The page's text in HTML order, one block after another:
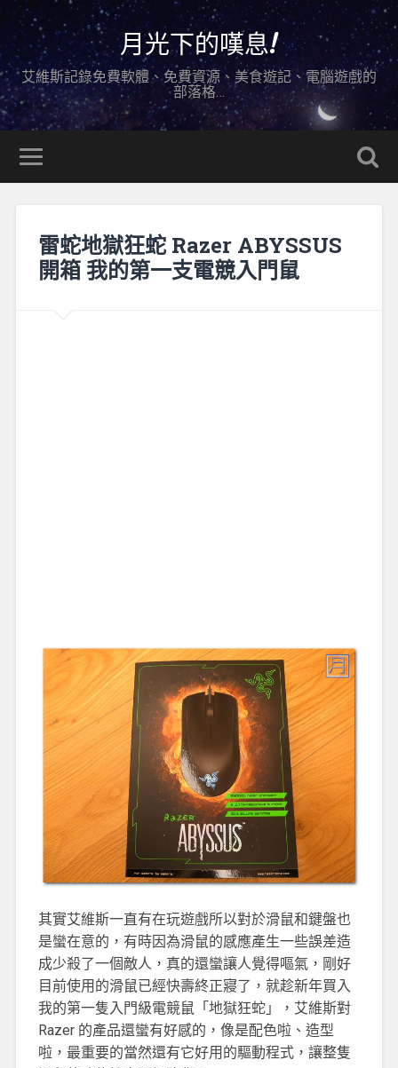
月光下的嘆息!
艾維斯記錄免費軟體、免費資源、美食遊記、電腦遊戲的
部落格…
雷蛇地獄狂蛇 Razer ABYSSUS
開箱 我的第一支電競入門鼠
其實艾維斯一直有在玩遊戲所以對於滑鼠和鍵盤也
是蠻在意的，有時因為滑鼠的感應產生一些誤差造
成少殺了一個敵人，真的還蠻讓人覺得嘔氣，剛好
目前使用的滑鼠已經快壽終正寢了，就趁新年買入
我的第一隻入門級電競鼠「地獄狂蛇」，艾維斯對
Razer 的產品還蠻有好感的，像是配色啦、造型
啦，最重要的當然還有它好用的驅動程式，讓整隻